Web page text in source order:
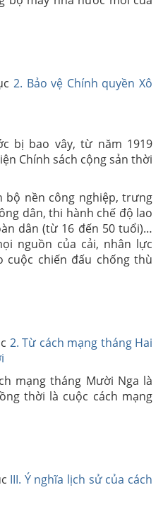
2. Bảo vệ Chính quyền Xô
bị bao vây, từ năm 1919
Chính sách cộng sản thời
bộ nền công nghiệp, trưng
dân, thi hành chế độ lao
dân (từ 16 đến 50 tuổi)…
nguồn của cải, nhân lực
cuộc chiến đấu chống thù
2. Từ cách mạng tháng Hai
mạng tháng Mười Nga là
thời là cuộc cách mạng
III. Ý nghĩa lịch sử của cách